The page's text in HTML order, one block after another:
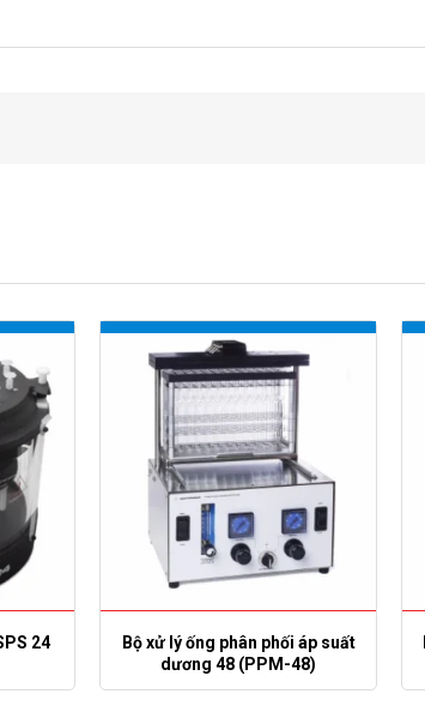
24
Bộ xử lý ống phân phối áp suất
dương 48 (PPM-48)